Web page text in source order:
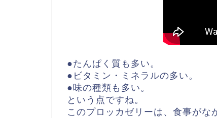
●たんぱく質も多い。
●ビタミン・ミネラルの多い。
●味の種類も多い。
という点ですね。
このプロッカゼリーは、食事がな